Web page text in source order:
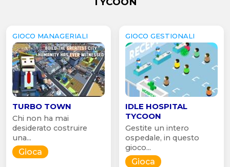
GIOCO MANAGERIALI
TURBO TOWN
Chi non ha mai
desiderato costruire
una...
Gioca
GIOCO GESTIONALI
IDLE HOSPITAL
TYCOON
Gestite un intero
ospedale, in questo
gioco...
Gioca